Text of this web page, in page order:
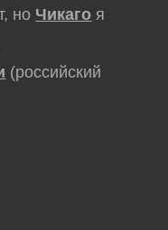
но Чикаго я
(российский